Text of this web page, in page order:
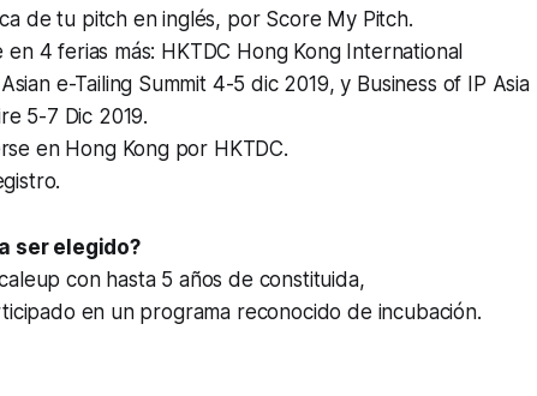
de tu pitch en inglés, por Score My Pitch.
4 ferias más: HKTDC Hong Kong International
e-Tailing Summit 4-5 dic 2019, y Business of IP Asia
5-7 Dic 2019.
en Hong Kong por HKTDC.
ser elegido?
con hasta 5 años de constituida,
en un programa reconocido de incubación.